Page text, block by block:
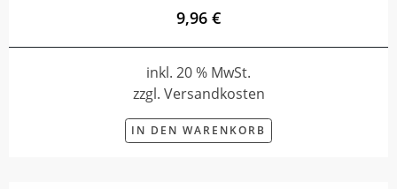
9,96 €
inkl. 20 % MwSt.
zzgl. Versandkosten
IN DEN WARENKORB